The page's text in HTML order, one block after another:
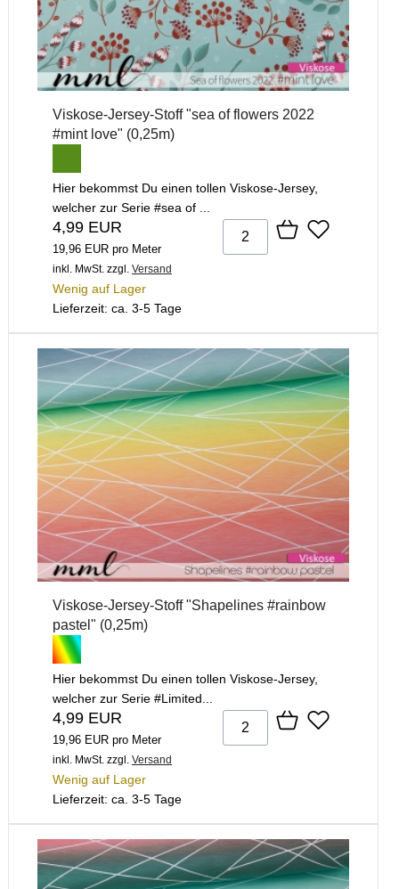
Viskose-Jersey-Stoff "sea of flowers 2022
#mint love" (0,25m)
Hier bekommst Du einen tollen Viskose-Jersey,
welcher zur Serie #sea of ...
4,99 EUR
19,96 EUR pro Meter
inkl. MwSt. zzgl. Versand
Wenig auf Lager
Lieferzeit: ca. 3-5 Tage
Viskose-Jersey-Stoff "Shapelines #rainbow
pastel" (0,25m)
Hier bekommst Du einen tollen Viskose-Jersey,
welcher zur Serie #Limited...
4,99 EUR
19,96 EUR pro Meter
inkl. MwSt. zzgl. Versand
Wenig auf Lager
Lieferzeit: ca. 3-5 Tage